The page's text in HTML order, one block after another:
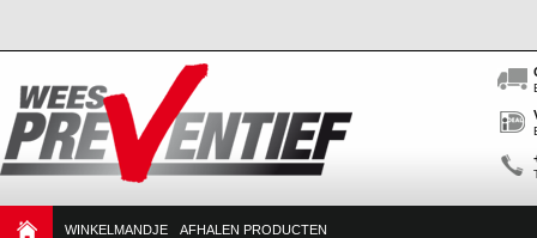
WINKELMANDJE AFHALEN PRODUCTEN